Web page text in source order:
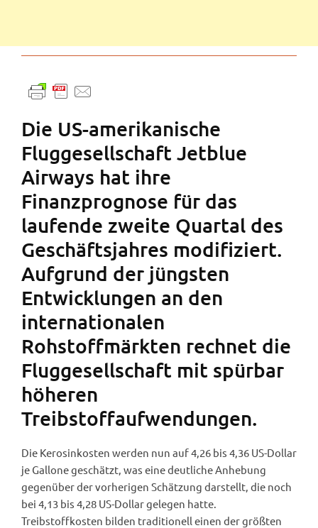
Die US-amerikanische
Fluggesellschaft Jetblue
Airways hat ihre
Finanzprognose für das
laufende zweite Quartal des
Geschäftsjahres modifiziert.
Aufgrund der jüngsten
Entwicklungen an den
internationalen
Rohstoffmärkten rechnet die
Fluggesellschaft mit spürbar
höheren
Treibstoffaufwendungen.
Die Kerosinkosten werden nun auf 4,26 bis 4,36 US-Dollar
je Gallone geschätzt, was eine deutliche Anhebung
gegenüber der vorherigen Schätzung darstellt, die noch
bei 4,13 bis 4,28 US-Dollar gelegen hatte.
Treibstoffkosten bilden traditionell einen der größten